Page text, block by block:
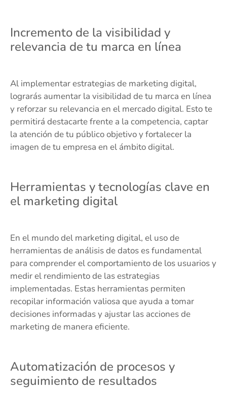
Incremento de la visibilidad y
relevancia de tu marca en línea
Al implementar estrategias de marketing digital,
lograrás aumentar la visibilidad de tu marca en línea
y reforzar su relevancia en el mercado digital. Esto te
permitirá destacarte frente a la competencia, captar
la atención de tu público objetivo y fortalecer la
imagen de tu empresa en el ámbito digital.
Herramientas y tecnologías clave en
el marketing digital
En el mundo del marketing digital, el uso de
herramientas de análisis de datos es fundamental
para comprender el comportamiento de los usuarios y
medir el rendimiento de las estrategias
implementadas. Estas herramientas permiten
recopilar información valiosa que ayuda a tomar
decisiones informadas y ajustar las acciones de
marketing de manera eficiente.
Automatización de procesos y
seguimiento de resultados